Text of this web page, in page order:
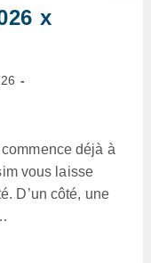
x
déjà à
vous laisse
D’un côté, une